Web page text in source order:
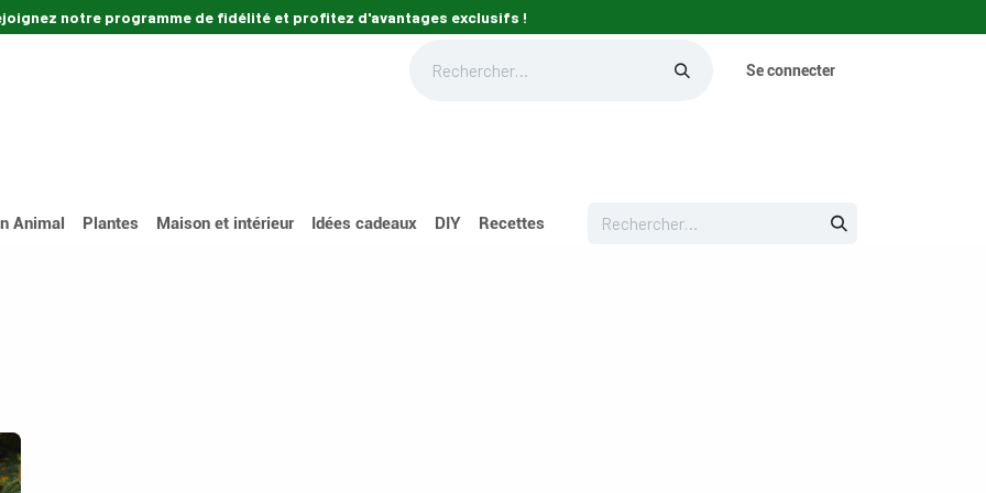
notre programme de fidélité et profitez d'avantages exclusifs !
Se connecter
Animal Plantes Maison et intérieur Idées cadeaux DIY Recettes